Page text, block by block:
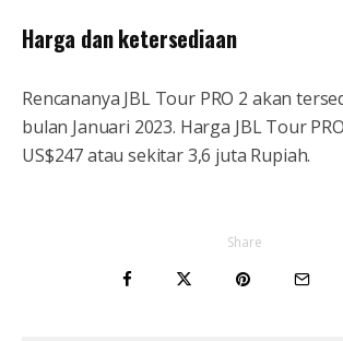
Harga dan ketersediaan
Rencananya JBL Tour PRO 2 akan
bulan Januari 2023. Harga JBL Tour
US$247 atau sekitar 3,6 juta Rupiah.
Share